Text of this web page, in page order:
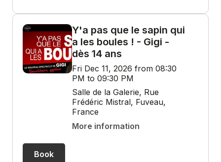
Y'a pas que le sapin qui
a les boules ! - Gigi -
dès 14 ans
Fri Dec 11, 2026 from 08:30
PM to 09:30 PM
Salle de la Galerie, Rue
Frédéric Mistral, Fuveau,
France
More information
Book